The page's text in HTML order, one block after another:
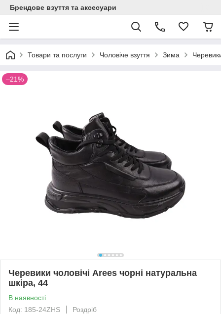
Брендове взуття та аксесуари
Товари та послуги Чоловіче взуття Зима
–21%
Черевики чоловічі Arees чорні натуральна
шкіра, 44
В наявності
Код: 185-24ZHS
Роздріб